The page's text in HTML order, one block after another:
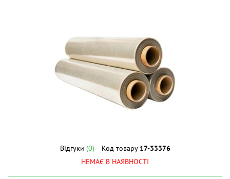
Відгуки (0) Код товару 17-33376
НЕМАЄ В НАЯВНОСТІ